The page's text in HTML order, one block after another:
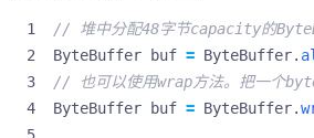
// 堆中分配48字节capacity的
ByteBuffer
buf = ByteBuffer.
// 也可以使用wrap方法。把一个
ByteBuffer
buf = ByteBuffer.